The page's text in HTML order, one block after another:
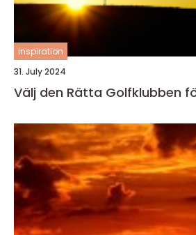
inspiration
31. July 2024
Välj den Rätta Golfklubben